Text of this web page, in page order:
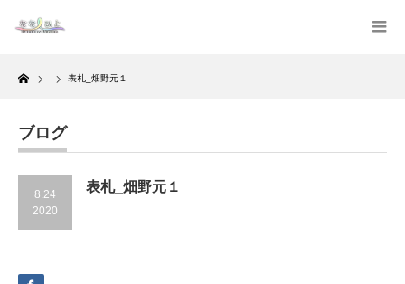
Home
表札_畑野元１
ブログ
8.24
2020
表札_畑野元１